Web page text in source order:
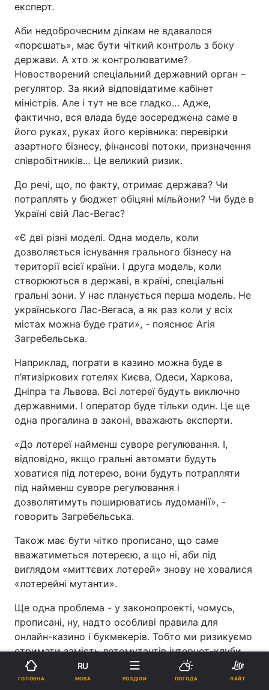
експерт.
Аби недоброчесним ділкам не вдавалося
«порєшать», має бути чіткий контроль з боку
держави. А хто ж контролюватиме?
Новостворений спеціальний державний орган –
регулятор. За який відповідатиме кабінет
міністрів. Але і тут не все гладко… Адже,
фактично, вся влада буде зосереджена саме в
його руках, руках його керівника: перевірки
азартного бізнесу, фінансові потоки, призначення
співробітників… Це великий ризик.
До речі, що, по факту, отримає держава? Чи
потраплять у бюджет обіцяні мільйони? Чи буде в
Україні свій Лас-Вегас?
«Є дві різні моделі. Одна модель, коли
дозволяється існування грального бізнесу на
території всієї країни. І друга модель, коли
створюються в державі, в країні, спеціальні
гральні зони. У нас планується перша модель. Не
українського Лас-Вегаса, а як раз коли у всіх
містах можна буде грати», - пояснює Агія
Загребельська.
Наприклад, пограти в казино можна буде в
п’ятизіркових готелях Києва, Одеси, Харкова,
Дніпра та Львова. Всі лотереї будуть виключно
державними. І оператор буде тільки один. Це ще
одна прогалина в законі, вважають експерти.
«До лотереї найменш суворе регулювання. І,
відповідно, якщо гральні автомати будуть
ховатися під лотерею, вони будуть потрапляти
під найменш суворе регулювання і
дозволятимуть поширюватись лудоманії», -
говорить Загребельська.
Також має бути чітко прописано, що саме
вважатиметься лотереєю, а що ні, аби під
виглядом «миттєвих лотерей» знову не ховалися
«лотерейні мутанти».
Ще одна проблема - у законопроекті, чомусь,
прописані, ну, надто особливі правила для
онлайн-казино і букмекерів. Тобто ми ризикуємо
отримати замість лотомутантів інтернет-клуби.
Адже перші просто можуть поміняти вивіску. А
вплинути на цей процес буде неможливо,
ГОЛОВНА
RU
МОВА РОЗДІЛИ ПОГОДА ЛАЙТ